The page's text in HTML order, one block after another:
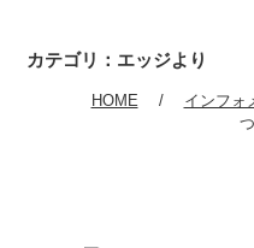
カテゴリ：エッジより
HOME インフォ